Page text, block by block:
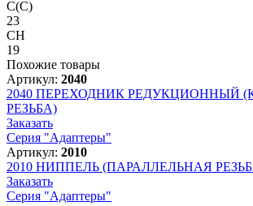
C(C)
23
CH
19
Похожие товары
Артикул: 2040
2040 ПЕРЕХОДНИК РЕДУКЦИОННЫЙ
РЕЗЬБА)
Заказать
Серия "Адаптеры"
Артикул: 2010
2010 НИППЕЛЬ (ПАРАЛЛЕЛЬНАЯ
Заказать
Серия "Адаптеры"